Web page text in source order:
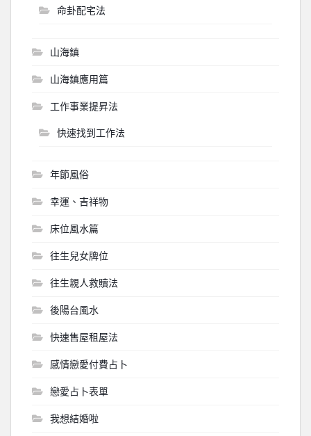
命卦配宅法
山海鎮
山海鎮應用篇
工作事業提昇法
快速找到工作法
年節風俗
幸運、吉祥物
床位風水篇
往生兒女牌位
往生親人救贖法
後陽台風水
快速售屋租屋法
感情戀愛付費占卜
戀愛占卜表單
我想結婚啦